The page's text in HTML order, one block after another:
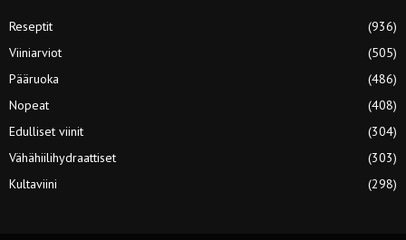
Reseptit
(936)
Viiniarviot
(505)
Pääruoka
(486)
Nopeat
(408)
Edulliset viinit
(304)
Vähähiilihydraattiset
(303)
Kultaviini
(298)